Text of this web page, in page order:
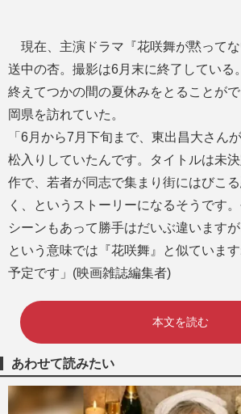
現在、主演ドラマ『花咲舞が黙って
送中の杏。撮影は6月末に終了している
終えてつかの間の夏休みをとることが
岡県を訪れていた。
「6月から7月下旬まで、東出昌大さん
松入りしていたんです。タイトルは未
作で、若者が同志で集まり街にはびこ
く、というストーリーになるそうです
シーンもあって勝手はだいぶ違います
という意味では『花咲舞』と似ていま
予定です」(映画雑誌編集者)
本文を読む
あわせて読みたい